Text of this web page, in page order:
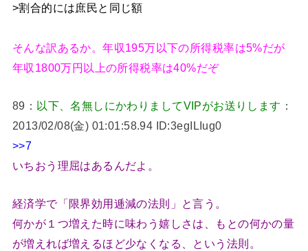
>割合的には庶民と同じ額
そんな訳あるか。年収195万以下の所得税率は5%だが
年収1800万円以上の所得税率は40%だぞ
89： 以下、名無しにかわりましてVIPがお送りします ：
2013/02/08(金) 01:01:58.94 ID:3egILIug0
>>7
いちおう理屈はあるんだよ。
経済学で「限界効用逓減の法則」と言う。
何かが１つ増えた時に味わう嬉しさは、もとの何かの量
が増えれば増えるほど少なくなる、という法則。